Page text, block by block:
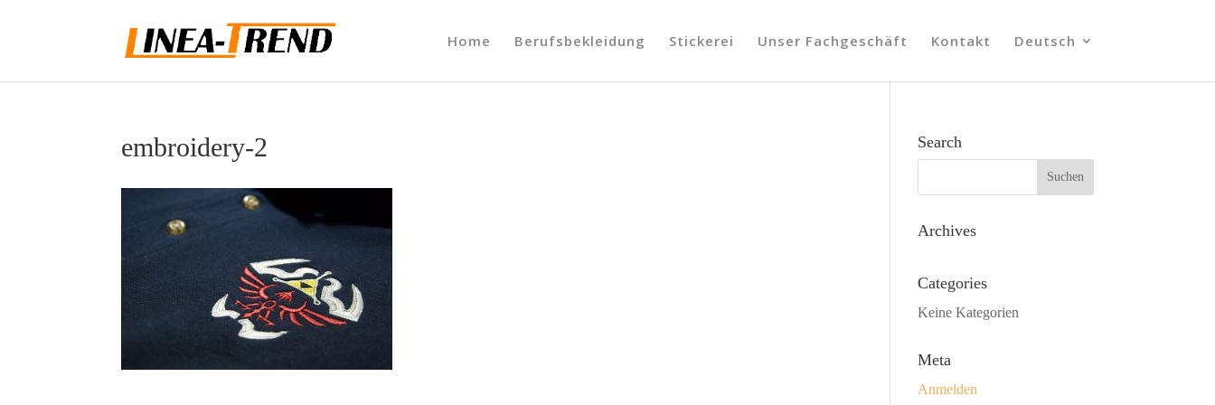
Home Berufsbekleidung Stickerei Unser Fachgeschäft Kontakt Deutsch
embroidery-2 Search
Archives
Categories
Keine Kategorien
Meta
Anmelden